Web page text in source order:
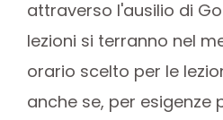
attraverso l'ausilio di
lezioni si terranno nel
orario scelto per le
anche se, per esigenze